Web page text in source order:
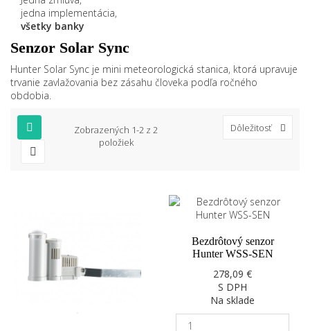
jedna implementácia,
všetky banky
Senzor Solar Sync
Hunter Solar Sync je mini meteorologická stanica, ktorá upravuje
trvanie zavlažovania bez zásahu človeka podľa ročného
obdobia.
Zobrazených 1-2 z 2
položiek
Dôležitosť
Bezdrôtový senzor
Hunter WSS-SEN
278,09 €
S DPH
Na sklade